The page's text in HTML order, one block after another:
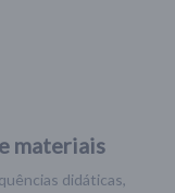
materiais
didáticas,